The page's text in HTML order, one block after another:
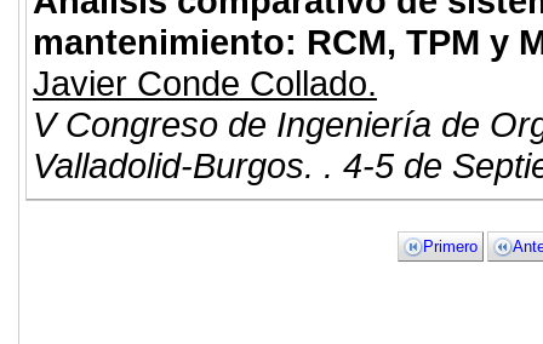
mantenimiento: RCM, TPM y
Javier Conde Collado.
V Congreso de Ingeniería de
Valladolid-Burgos. . 4-5 de
Primero